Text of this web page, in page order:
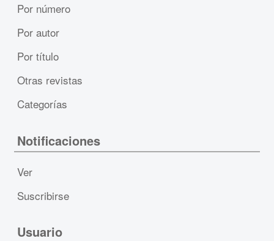
Por número
Por autor
Por título
Otras revistas
Categorías
Notificaciones
Ver
Suscribirse
Usuario